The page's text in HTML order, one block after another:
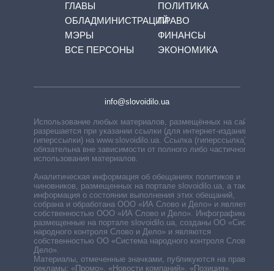
ГЛАВЫ
ОБЛАДМИНИСТРАЦИЙ
МЭРЫ
ВСЕ ПЕРСОНЫ
ПОЛИТИКА
ПРАВО
ФИНАНСЫ
ЭКОНОМИКА
info@slovoidilo.ua
Использование любых материалов, размещённых на сайте,
разрешается при указании ссылки (для интернет-изданий —
гиперссылки) на www.slovoidilo.ua. Ссылка (гиперссылка)
обязательна вне зависимости от полного либо частичного
использования материалов.
Аналитическая информация об обещаниях политиков и
чиновников, размещенных на портале slovoidilo.ua, а также
информация о состоянии выполнения этих обещаний,
собрана и обработана ООО «ИА Слово и Дело» и является
собственностью ООО «ИА Слово и Дело». Инфографики,
размещенные на портале slovoidilo.ua, созданы ОО «Система
народного контроля Слово и Дело» и являются
собственностью ОО «Система народного контроля Слово и
Дело».
Материалы, отмеченные значками, публикуются на правах
рекламы: «Промо», «Новости компаний», «Позиция»,